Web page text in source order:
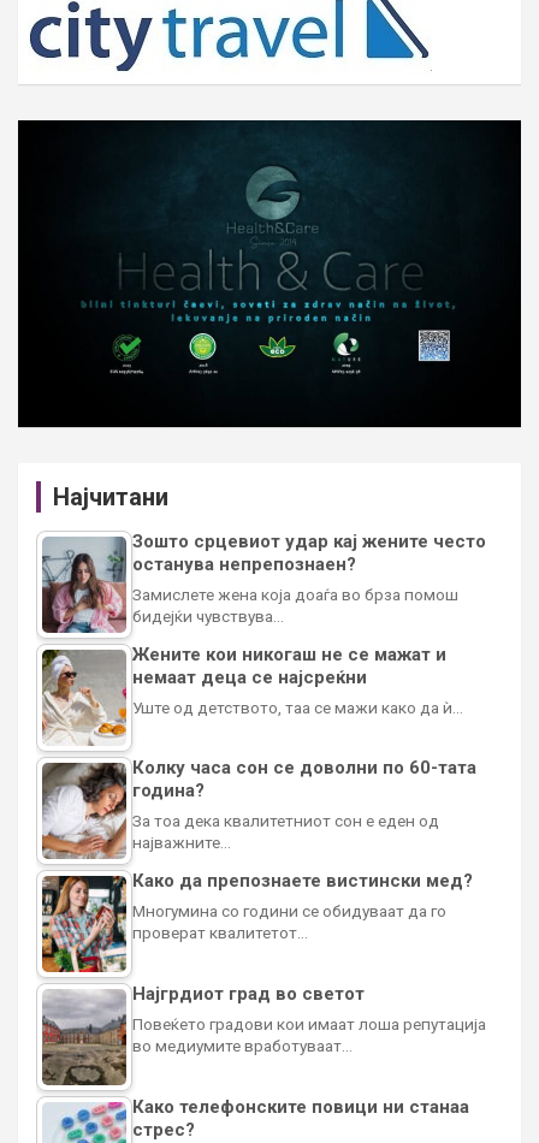
h
Најчитани
Зошто срцевиот удар кај жените често
останува непрепознаен?
Замислете жена која доаѓа во брза помош
бидејќи чувствува…
Жените кои никогаш не се мажат и
немаат деца се најсреќни
Уште од детството, таа се мажи како да ѝ…
Колку часа сон се доволни по 60-тата
година?
За тоа дека квалитетниот сон е еден од
најважните…
Како да препознаете вистински мед?
Многумина со години се обидуваат да го
проверат квалитетот…
Најгрдиот град во светот
Повеќето градови кои имаат лоша репутација
во медиумите вработуваат…
Како телефонските повици ни станаа
стрес?